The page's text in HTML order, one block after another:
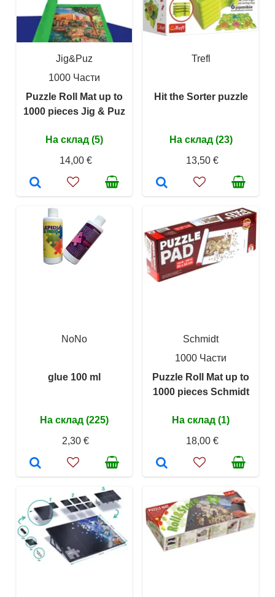
Jig&Puz
1000 Части
Puzzle Roll Mat up to
1000 pieces Jig & Puz
На склад (5)
14,00 €
Trefl
Hit the Sorter puzzle
На склад (23)
13,50 €
NoNo
glue 100 ml
На склад (225)
2,30 €
Schmidt
1000 Части
Puzzle Roll Mat up to
1000 pieces Schmidt
На склад (1)
18,00 €